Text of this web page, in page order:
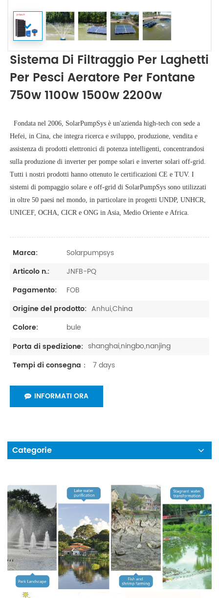
Sistema Di Filtraggio Per Laghetti
Per Pesci Aeratore Per Fontane
750w 1100w 1500w 2200w
Hefei, in Cina, che integra ricerca e sviluppo, produzione, vendita e
assistenza di prodotti elettronici di potenza intelligenti, concentrandosi
sulla produzione di inverter per pompe solari e inverter solari off-grid.
Tutti i nostri prodotti hanno ottenuto le certificazioni CE e TUV. I
sistemi di pompaggio solare e off-grid di SolarPumpSys sono utilizzati
in oltre 50 paesi nel mondo, in particolare in progetti UNDP, UNHCR,
UNICEF, OCHA, CICR e ONG in Asia, Medio Oriente e Africa.
Marca:
Solarpumpsys
Articolo n.:
JNFB-PQ
Pagamento:
FOB
Origine del prodotto: Anhui,China
Colore:
bule
Porta di spedizione: shanghai,ningbo,nanjing
Tempi di consegna：
7 days
INFORMATI ORA
Categorie